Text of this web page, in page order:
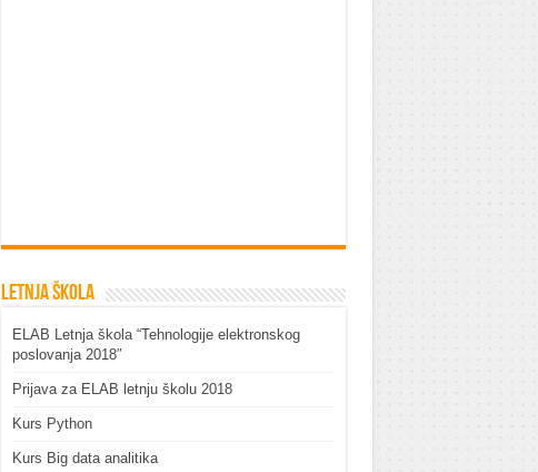
Letnja škola
ELAB Letnja škola “Tehnologije elektronskog
poslovanja 2018″
Prijava za ELAB letnju školu 2018
Kurs Python
Kurs Big data analitika